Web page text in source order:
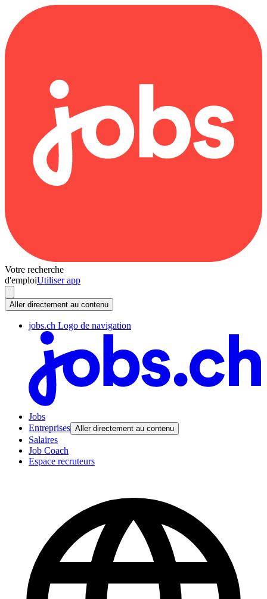
Votre recherche
d'emploiUtiliser app
Aller directement au contenu
jobs.ch Logo de navigation
Jobs
Entreprises Aller directement au contenu
Salaires
Job Coach
Espace recruteurs